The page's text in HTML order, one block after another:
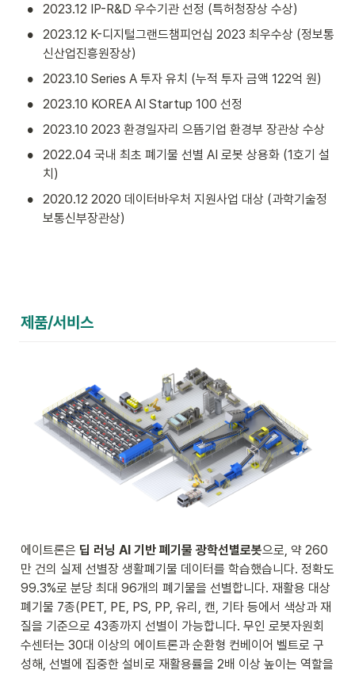
• 2023.12 IP-R&D 우수기관 선정 (특허청장상 수상)
•
2023.12 K-디지털그랜드챔피언십 2023 최우수상 (정보통
신산업진흥원장상)
• 2023.10 Series A 투자 유치 (누적 투자 금액 122억 원)
• 2023.10 KOREA AI Startup 100 선정
• 2023.10 2023 환경일자리 으뜸기업 환경부 장관상 수상
•
2022.04 국내 최초 폐기물 선별 AI 로봇 상용화 (1호기 설
치)
•
2020.12 2020 데이터바우처 지원사업 대상 (과학기술정
보통신부장관상)
제품/서비스
에이트론은 딥 러닝 AI 기반 폐기물 광학선별로봇으로, 약 260
만 건의 실제 선별장 생활폐기물 데이터를 학습했습니다. 정확도
99.3%로 분당 최대 96개의 폐기물을 선별합니다. 재활용 대상
폐기물 7종(PET, PE, PS, PP, 유리, 캔, 기타 등에서 색상과 재
질을 기준으로 43종까지 선별이 가능합니다. 무인 로봇자원회
수센터는 30대 이상의 에이트론과 순환형 컨베이어 벨트로 구
성해, 선별에 집중한 설비로 재활용률을 2배 이상 높이는 역할을